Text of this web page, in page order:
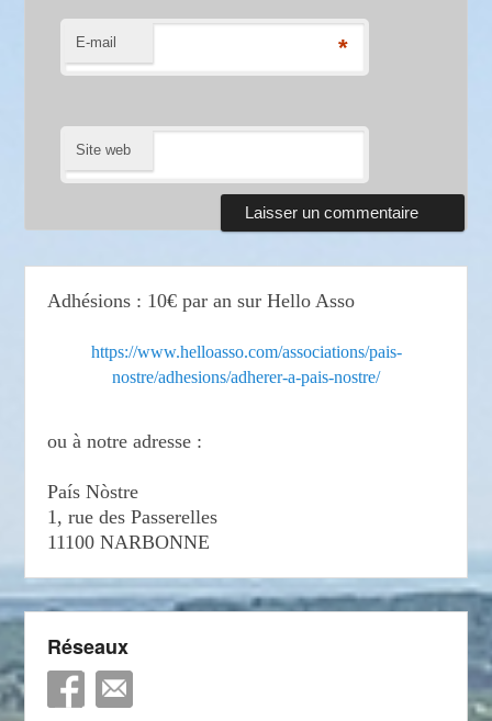
E-mail *
Site web
Adhésions : 10€ par an sur Hello Asso
https://www.helloasso.com/associations/pais-
nostre/adhesions/adherer-a-pais-nostre/
ou à notre adresse :
País Nòstre
1, rue des Passerelles
11100 NARBONNE
Réseaux